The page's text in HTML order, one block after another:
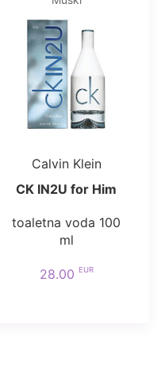
Calvin Klein
CK IN2U for Him
toaletna voda 100
ml
28.00 EUR